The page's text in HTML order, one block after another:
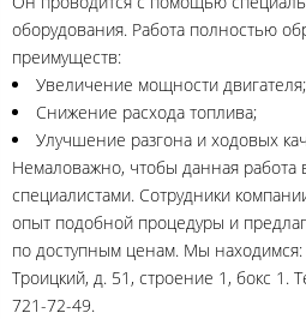
оборудования. Работа полностью
преимуществ:
Увеличение мощности двигателя;
Снижение расхода топлива;
Улучшение разгона и ходовых
Немаловажно, чтобы данная
специалистами. Сотрудники
опыт подобной процедуры и
по доступным ценам. Мы находимся:
Троицкий, д. 51, строение 1, бокс 1.
721-72-49.